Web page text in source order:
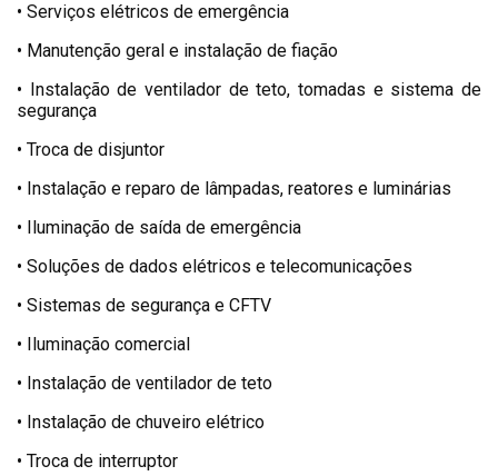
• Serviços elétricos de emergência
• Manutenção geral e instalação de fiação
• Instalação de ventilador de teto, tomadas e sistema de
segurança
• Troca de disjuntor
• Instalação e reparo de lâmpadas, reatores e luminárias
• Iluminação de saída de emergência
• Soluções de dados elétricos e telecomunicações
• Sistemas de segurança e CFTV
• Iluminação comercial
• Instalação de ventilador de teto
• Instalação de chuveiro elétrico
• Troca de interruptor